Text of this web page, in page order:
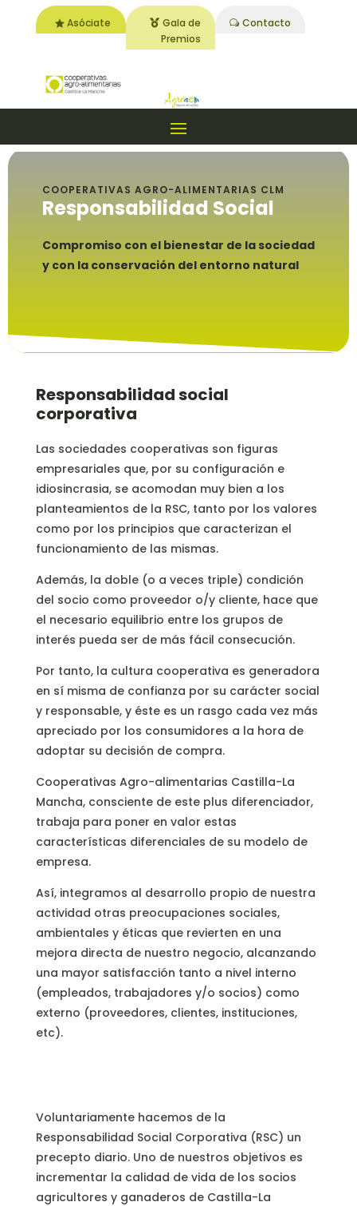
Asóciate
Gala de
Premios
Contacto
COOPERATIVAS AGRO-ALIMENTARIAS CLM
Responsabilidad Social
Compromiso con el bienestar de la sociedad
y con la conservación del entorno natural
Responsabilidad social
corporativa
Las sociedades cooperativas son figuras
empresariales que, por su configuración e
idiosincrasia, se acomodan muy bien a los
planteamientos de la RSC, tanto por los valores
como por los principios que caracterizan el
funcionamiento de las mismas.
Además, la doble (o a veces triple) condición
del socio como proveedor o/y cliente, hace que
el necesario equilibrio entre los grupos de
interés pueda ser de más fácil consecución.
Por tanto, la cultura cooperativa es generadora
en sí misma de confianza por su carácter social
y responsable, y éste es un rasgo cada vez más
apreciado por los consumidores a la hora de
adoptar su decisión de compra.
Cooperativas Agro-alimentarias Castilla-La
Mancha, consciente de este plus diferenciador,
trabaja para poner en valor estas
características diferenciales de su modelo de
empresa.
Así, integramos al desarrollo propio de nuestra
actividad otras preocupaciones sociales,
ambientales y éticas que revierten en una
mejora directa de nuestro negocio, alcanzando
una mayor satisfacción tanto a nivel interno
(empleados, trabajadores y/o socios) como
externo (proveedores, clientes, instituciones,
etc).
Voluntariamente hacemos de la
Responsabilidad Social Corporativa (RSC) un
precepto diario. Uno de nuestros objetivos es
incrementar la calidad de vida de los socios
agricultores y ganaderos de Castilla-La